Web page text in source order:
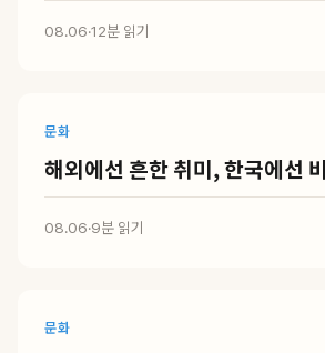
08.06·12분 읽기
문화
해외에선 흔한 취미, 한국에선
08.06·9분 읽기
문화